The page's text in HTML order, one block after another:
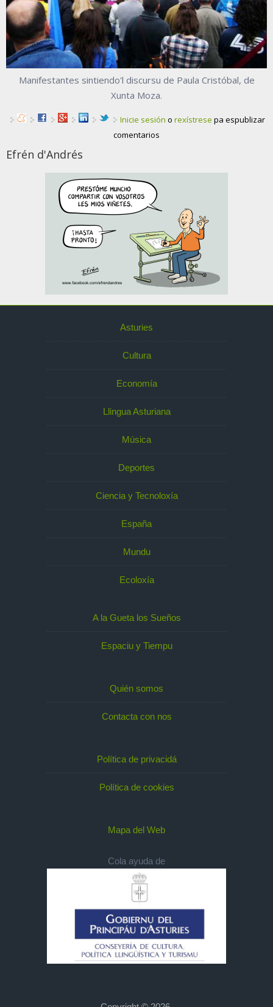
Manifestantes sintiendo'l discursu de Paula Cristóbal, de
Xunta Moza.
Inicie sesión o rexístrese pa espublizar
comentarios
Efrén d'Andrés
Asturies
Cultura
Economía
Llingua Asturiana
Música
Deportes
Ciencia y Tecnoloxía
España
Mundu
Ecoloxía
A la Gueta los Sueños
Espaciu y Tiempu
Quién somos
Contacta con nos
Política de privacidá
Política de cookies
Mapa del Web
Cola ayuda de